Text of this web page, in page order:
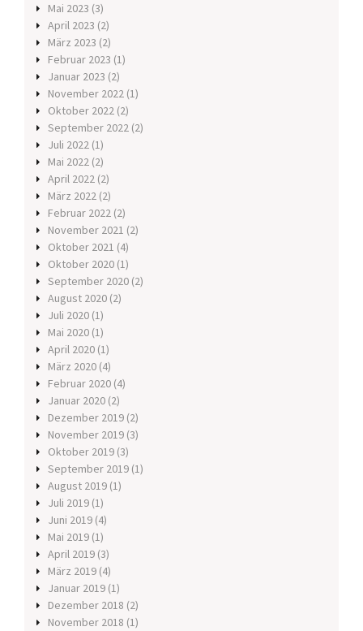
Mai 2023 (3)
April 2023 (2)
März 2023 (2)
Februar 2023 (1)
Januar 2023 (2)
November 2022 (1)
Oktober 2022 (2)
September 2022 (2)
Juli 2022 (1)
Mai 2022 (2)
April 2022 (2)
März 2022 (2)
Februar 2022 (2)
November 2021 (2)
Oktober 2021 (4)
Oktober 2020 (1)
September 2020 (2)
August 2020 (2)
Juli 2020 (1)
Mai 2020 (1)
April 2020 (1)
März 2020 (4)
Februar 2020 (4)
Januar 2020 (2)
Dezember 2019 (2)
November 2019 (3)
Oktober 2019 (3)
September 2019 (1)
August 2019 (1)
Juli 2019 (1)
Juni 2019 (4)
Mai 2019 (1)
April 2019 (3)
März 2019 (4)
Januar 2019 (1)
Dezember 2018 (2)
November 2018 (1)